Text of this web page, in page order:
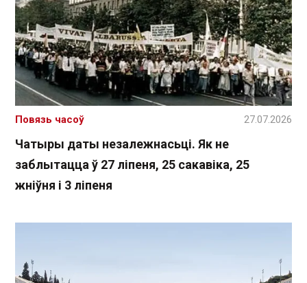
Чатыры даты незалежнасьці. Як не
заблытацца ў 27 ліпеня, 25 сакавіка, 25
жніўня і 3 ліпеня
Повязь часоў 27.07.2026